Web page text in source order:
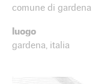
comune di gardena
luogo
gardena, italia